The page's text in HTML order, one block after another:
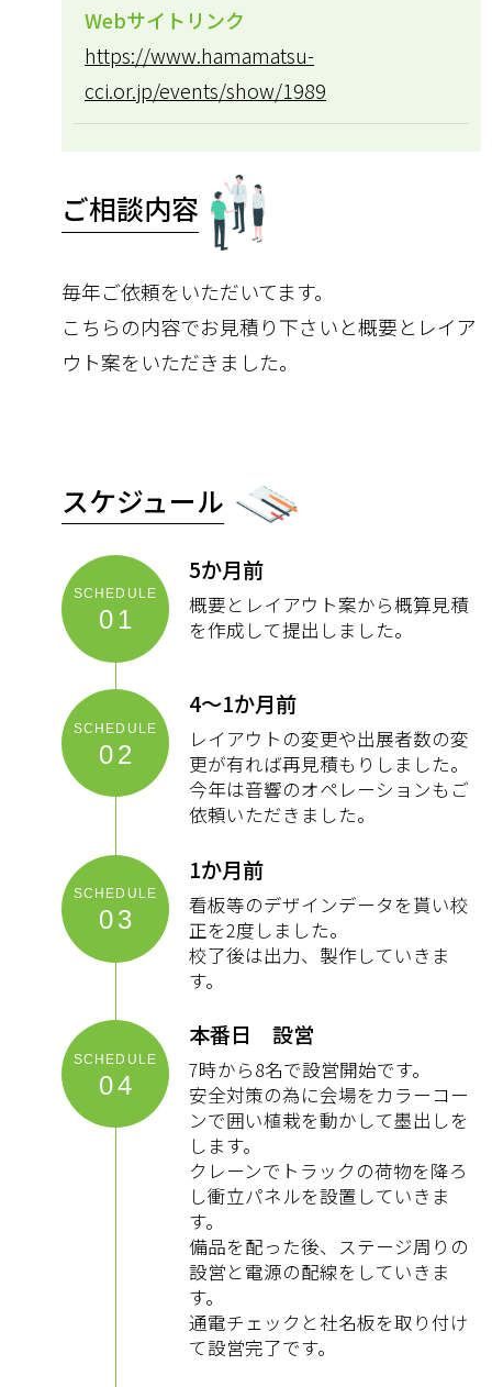
Webサイトリンク
https://www.hamamatsu-
cci.or.jp/events/show/1989
ご相談内容
毎年ご依頼をいただいてます。
こちらの内容でお見積り下さいと概要とレイア
ウト案をいただきました。
スケジュール
01
5か月前
概要とレイアウト案から概算見積
を作成して提出しました。
02
4～1か月前
レイアウトの変更や出展者数の変
更が有れば再見積もりしました。
今年は音響のオペレーションもご
依頼いただきました。
03
1か月前
看板等のデザインデータを貰い校
正を2度しました。
校了後は出力、製作していきま
す。
04
本番日 設営
7時から8名で設営開始です。
安全対策の為に会場をカラーコー
ンで囲い植栽を動かして墨出しを
します。
クレーンでトラックの荷物を降ろ
し衝立パネルを設置していきま
す。
備品を配った後、ステージ周りの
設営と電源の配線をしていきま
す。
通電チェックと社名板を取り付け
て設営完了です。